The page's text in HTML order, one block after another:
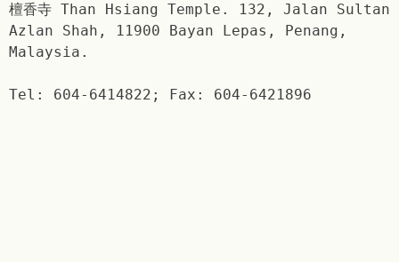
檀香寺 Than Hsiang Temple. 132, Jalan Sultan
Azlan Shah, 11900 Bayan Lepas, Penang,
Malaysia.
Tel: 604-6414822; Fax: 604-6421896